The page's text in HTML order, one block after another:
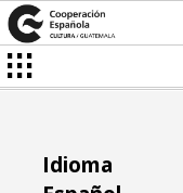
Idioma